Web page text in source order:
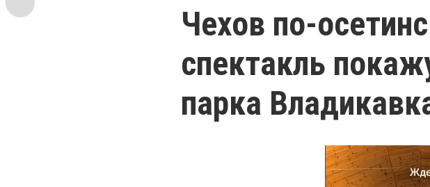
Чехов по-
спектакль
парка